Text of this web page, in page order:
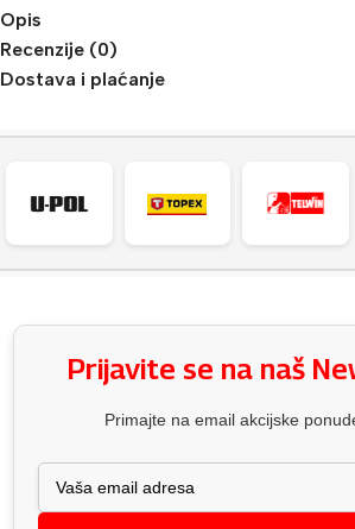
Opis
Recenzije (0)
Dostava i plaćanje
Prijavite se na naš
Primajte na email akcijske